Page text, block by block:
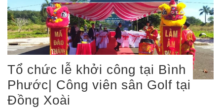
Tổ chức lễ khởi công tại Bình
Phước| Công viên sân Golf tại
Đồng Xoài